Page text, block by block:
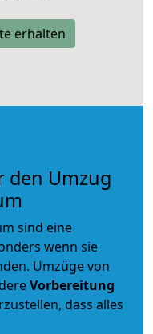
erhalten
den Umzug
sind eine
wenn sie
Umzüge von
Vorbereitung
dass alles